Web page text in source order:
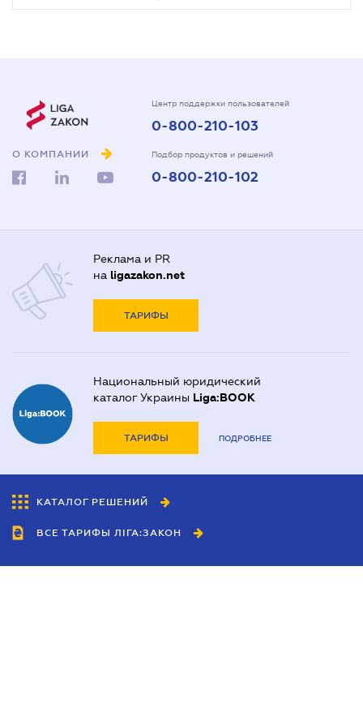
О КОМПАНИИ
Центр поддержки пользователей
0-800-210-103
Подбор продуктов и решений
0-800-210-102
Реклама и PR
на ligazakon.net
ТАРИФЫ
Национальный юридический
каталог Украины Liga:BOOK
ТАРИФЫ ПОДРОБНЕЕ
КАТАЛОГ РЕШЕНИЙ
ВСЕ ТАРИФЫ ЛІГА:ЗАКОН